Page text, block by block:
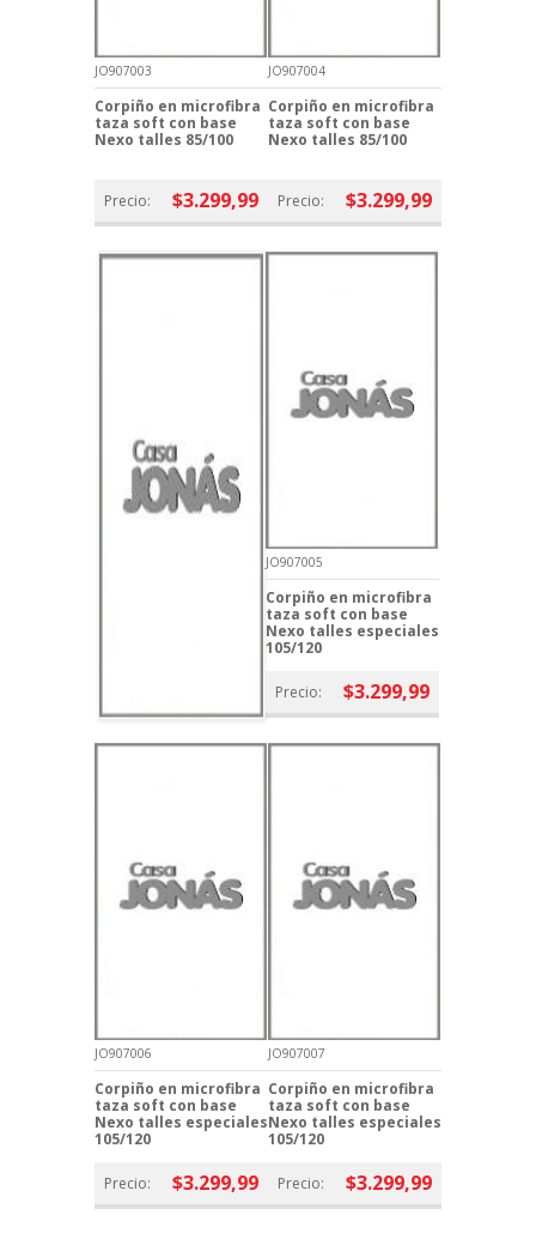
JO907003
Corpiño en microfibra
taza soft con base
Nexo talles 85/100
Precio: $3.299,99
JO907004
Corpiño en microfibra
taza soft con base
Nexo talles 85/100
Precio: $3.299,99
JO907005
Corpiño en microfibra
taza soft con base
Nexo talles especiales
105/120
Precio: $3.299,99
JO907006
Corpiño en microfibra
taza soft con base
Nexo talles especiales
105/120
Precio: $3.299,99
JO907007
Corpiño en microfibra
taza soft con base
Nexo talles especiales
105/120
Precio: $3.299,99